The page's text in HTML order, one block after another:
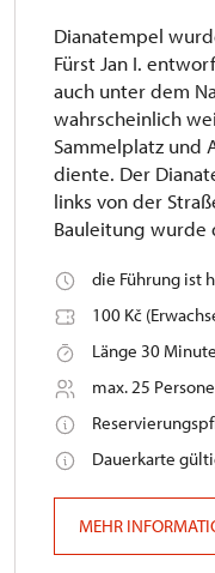
Dianatempel
Fürst Jan I.
auch unter dem
wahrscheinlich
Sammelplatz und
diente. Der
links von der
Bauleitung wurde
die Führung ist
100 Kč
Länge 30
max. 25
Dauerkarte
MEHR